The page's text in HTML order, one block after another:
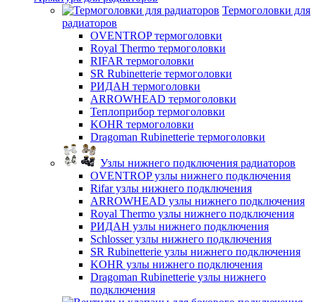
Термоголовки для
радиаторов
OVENTROP термоголовки
Royal Thermo термоголовки
RIFAR термоголовки
SR Rubinetterie термоголовки
РИДАН термоголовки
ARROWHEAD термоголовки
Теплоприбор термоголовки
KOHR термоголовки
Dragoman Rubinetterie термоголовки
Узлы нижнего подключения радиаторов
OVENTROP узлы нижнего подключения
Rifar узлы нижнего подключения
ARROWHEAD узлы нижнего подключения
Royal Thermo узлы нижнего подключения
РИДАН узлы нижнего подключения
Schlosser узлы нижнего подключения
SR Rubinetterie узлы нижнего подключения
KOHR узлы нижнего подключения
Dragoman Rubinetterie узлы нижнего
подключения